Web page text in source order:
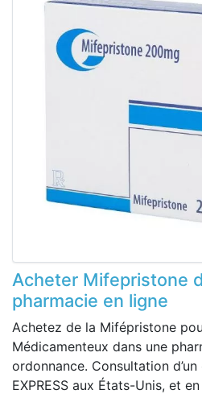
Acheter Mifepristone
pharmacie en ligne
Achetez de la Mifépristone
Médicamenteux dans une
ordonnance. Consultation
EXPRESS aux États-Unis, et